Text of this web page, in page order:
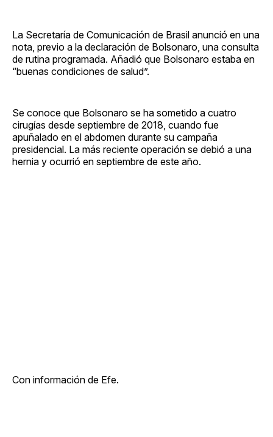
La Secretaría de Comunicación de Brasil anunció en una
nota, previo a la declaración de Bolsonaro, una consulta
de rutina programada. Añadió que Bolsonaro estaba en
“buenas condiciones de salud”.
Se conoce que Bolsonaro se ha sometido a cuatro
cirugías desde septiembre de 2018, cuando fue
apuñalado en el abdomen durante su campaña
presidencial. La más reciente operación se debió a una
hernia y ocurrió en septiembre de este año.
Con información de Efe.